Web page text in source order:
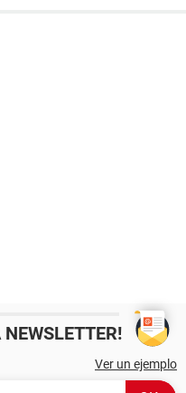
NEWSLETTER!
Ver un ejemplo